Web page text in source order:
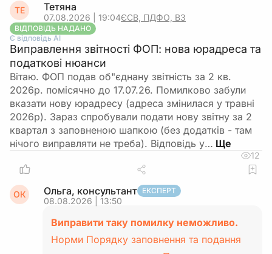
ТЕ Тетяна
07.08.2026 | 19:04ЄСВ, ПДФО, ВЗ
ВІДПОВІДЬ НАДАНО
Є відповідь АІ
Виправлення звітності ФОП: нова юрадреса та
податкові нюанси
Вітаю. ФОП подав об"єднану звітність за 2 кв.
2026р. помісячно до 17.07.26. Помилково забули
вказати нову юрадресу (адреса змінилася у травні
2026р). Зараз спробували подати нову звітну за 2
квартал з заповненою шапкою (без додатків - там
нічого виправляти не треба). Відповідь у…
12
ОК Ольга, консультант ЕКСПЕРТ
08.08.2026 | 13:50
Виправити таку помилку неможливо.
Норми Порядку заповнення та подання